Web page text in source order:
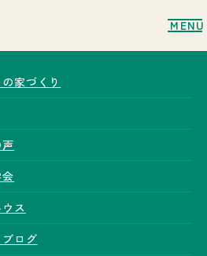
MENU
家づくり
ス
ログ
なものまで
介